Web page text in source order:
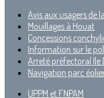
Avis aux usagers de
Mouillages à Houat
Concessions
Information sur le
Arreté préfectoral Ile
Navigation parc
UPPM et FNPAM